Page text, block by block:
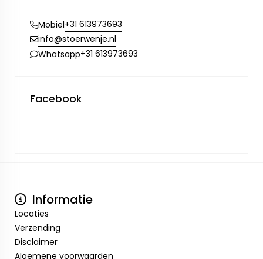
Mobiel+31 613973693
info@stoerwenje.nl
Whatsapp+31 613973693
Facebook
Informatie
Locaties
Verzending
Disclaimer
Algemene voorwaarden